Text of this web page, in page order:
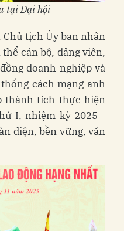
tại Đại hội
tịch Ủy ban nhân
cán bộ, đảng viên,
doanh nghiệp và
cách mạng anh
thành tích thực hiện
I, nhiệm kỳ 2025 -
diện, bền vững, văn